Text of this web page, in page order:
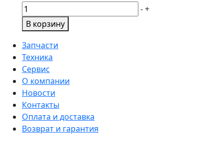
Количество
товара
Емкость
SLIM-
2000
лит
(прямоугольная)
-+
В корзину
Запчасти
Техника
Сервис
О компании
Новости
Контакты
Оплата и доставка
Возврат и гарантия